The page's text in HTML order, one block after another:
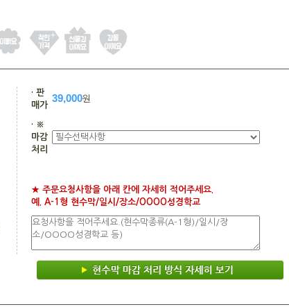
· 판
매가
39,000원
· ※
마감
처리
★ 주문요청사항을 아래 칸에 자세히 적어주세요.
예. A-1형 현수막/일시/장소/OOOO성경학교